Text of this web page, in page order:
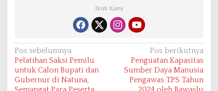
Ikuti Kami
N
a
v
Pos sebelumnya
Pelatihan Saksi Pemilu
untuk Calon Bupati dan
Gubernur di Natuna,
Pos berikutnya
Penguatan Kapasitas
Sumber Daya Manusia
Pengawas TPS Tahun